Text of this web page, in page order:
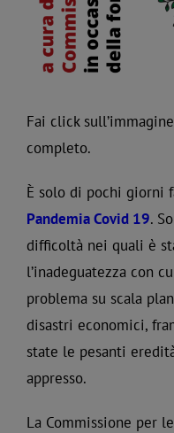
Fai click
completo.
È solo di pochi giorni
Pandemia Covid 19.
difficoltà nei quali è
l’inadeguatezza con
problema su scala
disastri economici,
state le pesanti
appresso.
La Commissione per